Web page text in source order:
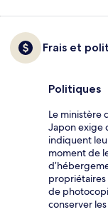
Frais et
Politiques
Le ministère
Japon exige
indiquent
moment de
de
conserver